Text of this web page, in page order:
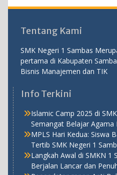
Tentang Kami
SMK Negeri 1 Sambas
pertama di Kabupaten
Bisnis Manajemen dan TIK
Info Terkini
Islamic Camp 2025 di
Semangat Belajar Agama
MPLS Hari Kedua: Siswa
Tertib SMK Negeri 1
Langkah Awal di SMKN 1
Berjalan Lancar dan